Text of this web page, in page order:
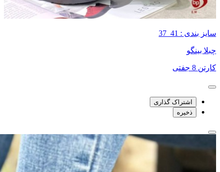
سایز بندی : 41_37
چبلا بینگو
کارتن 8 جفتی
اشتراک گذاری
ذخیره